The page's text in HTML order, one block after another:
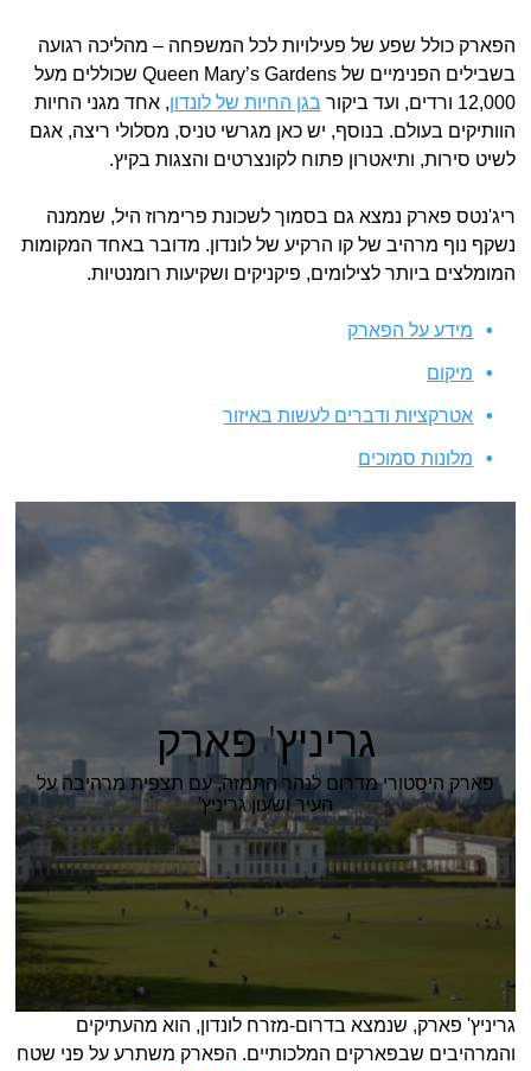
הפארק כולל שפע של פעילויות לכל המשפחה – מהליכה רגועה
בשבילים הפנימיים של Queen Mary’s Gardens שכוללים מעל
12,000 ורדים, ועד ביקור
בגן החיות של לונדון, אחד מגני החיות
הוותיקים בעולם. בנוסף, יש כאן מגרשי טניס, מסלולי ריצה, אגם
לשיט סירות, ותיאטרון פתוח לקונצרטים והצגות בקיץ.
ריג'נטס פארק נמצא גם בסמוך לשכונת פרימרוז היל, שממנה
נשקף נוף מרהיב של קו הרקיע של לונדון. מדובר באחד המקומות
המומלצים ביותר לצילומים, פיקניקים ושקיעות רומנטיות.
מידע על הפארק
מיקום
אטרקציות ודברים לעשות באיזור
מלונות סמוכים
גריניץ' פארק
פארק היסטורי מדרום לנהר התמזה, עם תצפית מרהיבה על
העיר ושעון גריניץ'
גריניץ' פארק, שנמצא בדרום-מזרח לונדון, הוא מהעתיקים
והמרהיבים שבפארקים המלכותיים. הפארק משתרע על פני שטח